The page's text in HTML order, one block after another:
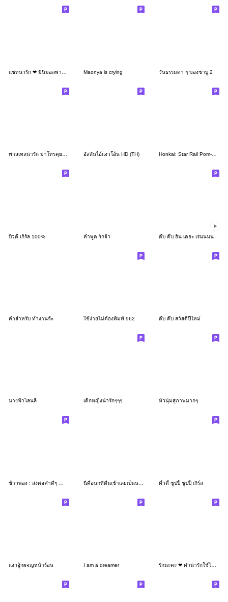
Maonya is crying วันธรรมดา ๆ ของชาบู 2
พาสเทลน่ารัก มาโทรคุยกันจร้า อัสลันไอ้แงวโอ้น HD (TH) Honkai: Star Rail Pom-Pom Gallery Set 02
บิ้วตี้ เกิร์ล 100% คำพูด รักจ้า ดึ๊บ ดึ๊บ อิน เดอะ เรนนนน
คำสำหรับ ทำงานจ้ะ ใช้ง่ายไม่ต้องพิมพ์ 962 ดึ๊บ ดึ๊บ สวัสดีปีใหม่
นางฟ้าโลนลี่ เด็กหญิงน่ารักๆๆๆ หัวนุ่มสุภาพมากๆ
คิ้วตี้ ชูปปี้ ชูปปี้ เกิร์ล
แงวอู้กผจญหน้าร้อน I am a dreamer รักนะคะ ❤ คำน่ารักใช้ได้ทุกวัน